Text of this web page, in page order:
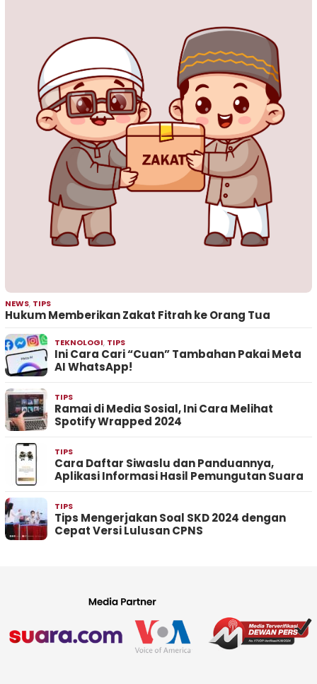
NEWS, TIPS
Hukum Memberikan Zakat Fitrah ke Orang Tua
TEKNOLOGI, TIPS
Ini Cara Cari “Cuan” Tambahan Pakai Meta
AI WhatsApp!
TIPS
Ramai di Media Sosial, Ini Cara Melihat
Spotify Wrapped 2024
TIPS
Cara Daftar Siwaslu dan Panduannya,
Aplikasi Informasi Hasil Pemungutan Suara
TIPS
Tips Mengerjakan Soal SKD 2024 dengan
Cepat Versi Lulusan CPNS